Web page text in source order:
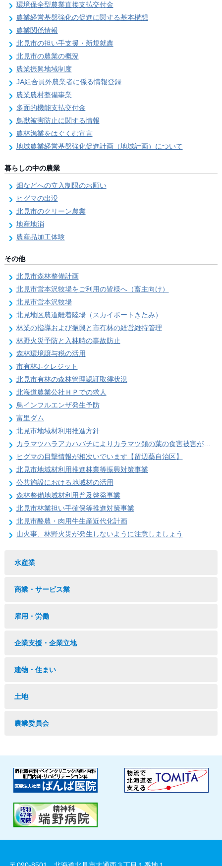
環境保全型農業直接支払交付金
農業経営基盤強化の促進に関する基本構想
農業関係情報
北見市の担い手支援・新規就農
北見市の農業の概況
農業振興地域制度
JA組合員外農業者に係る情報登録
農業農村整備事業
多面的機能支払交付金
鳥獣被害防止に関する情報
農林漁業をはぐくむ宣言
地域農業経営基盤強化促進計画（地域計画）について
暮らしの中の農業
畑などへの立入制限のお願い
ヒグマの出没
北見市のクリーン農業
地産地消
農産品加工体験
その他
北見市森林整備計画
北見市営本沢牧場をご利用の皆様へ（畜主向け）
北見市営本沢牧場
北見地区農道離着陸場（スカイポートきたみ）
林業の指導および振興と市有林の経営維持管理
林野火災予防と入林時の事故防止
森林環境譲与税の活用
市有林J-クレジット
北見市有林の森林管理認証取得状況
北海道農業公社ＨＰでの求人
鳥インフルエンザ発生予防
富里ダム
北見市地域材利用推進方針
カラマツハラアカハバチによりカラマツ類の葉の食害被害が発生することがあります
ヒグマの目撃情報が相次いでいます【留辺蘂自治区】
北見市地域材利用推進林業等振興対策事業
公共施設における地域材の活用
森林整備地域材利用普及啓発事業
北見市林業担い手確保等推進対策事業
北見市酪農・肉用牛生産近代化計画
山火事、林野火災が発生しないように注意しましょう
水産業
商業・サービス業
雇用・労働
企業支援・企業立地
建物・住まい
土地
農業委員会